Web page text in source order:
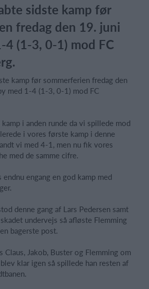
sidste kamp før
fredag den 19. juni
4 (1-3, 0-1) mod FC
kamp før sommerferien fredag den
med 1-4 (1-3, 0-1) mod FC
i anden runde da vi spillede mod
i vores første kamp i denne
vi med 4-1, men nu fik vores
med de samme cifre.
engang en god kamp med
denne gang af Lars Pedersen samt
undervejs så afløste Flemming
bagerste post.
Claus, Jakob, Buster og Flemming om
klar igen så spillede han resten af